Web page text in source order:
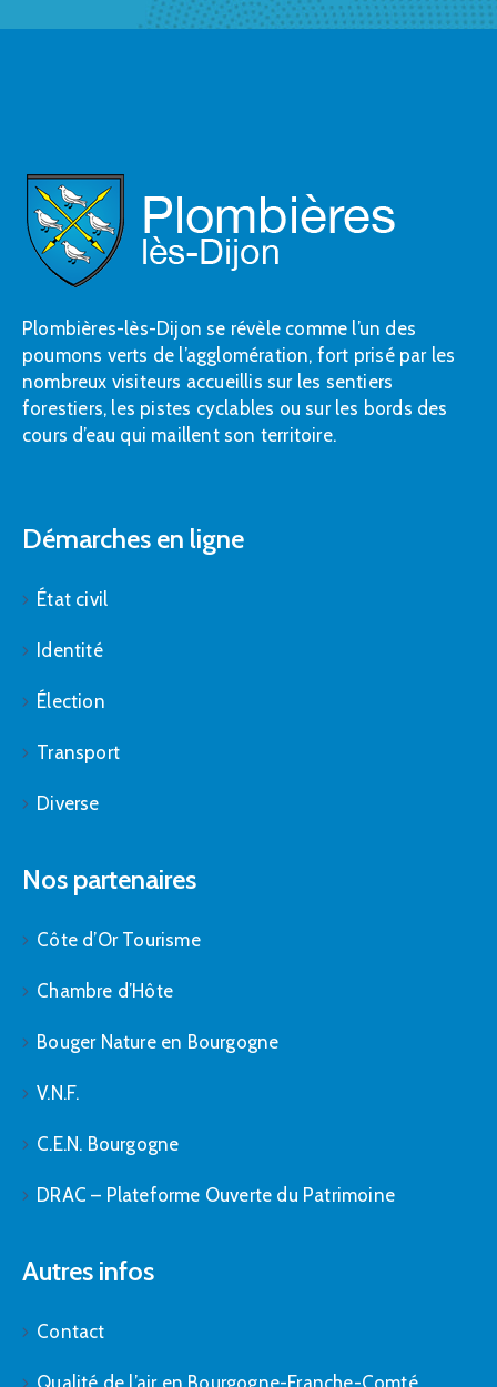
Plombières-lès-Dijon se révèle comme l’un des
poumons verts de l’agglomération, fort prisé par les
nombreux visiteurs accueillis sur les sentiers
forestiers, les pistes cyclables ou sur les bords des
cours d’eau qui maillent son territoire.
Démarches en ligne
État civil
Identité
Élection
Transport
Diverse
Nos partenaires
Côte d’Or Tourisme
Chambre d’Hôte
Bouger Nature en Bourgogne
V.N.F.
C.E.N. Bourgogne
DRAC – Plateforme Ouverte du Patrimoine
Autres infos
Contact
Qualité de l’air en Bourgogne-Franche-Comté